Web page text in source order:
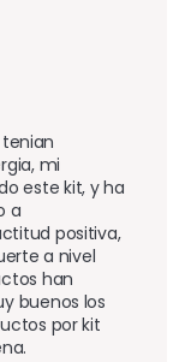
mi
este kit, y ha
a
positiva,
a nivel
han
buenos los
por kit